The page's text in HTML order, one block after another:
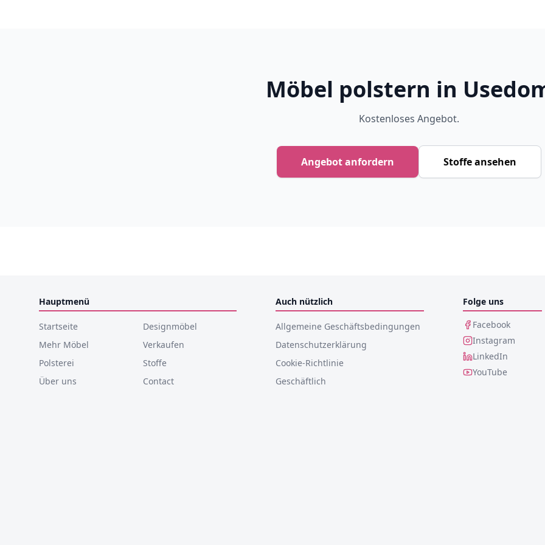
Möbel polstern in
Kostenloses Angebot.
Angebot anfordern Stoffe ansehen
Hauptmenü
Startseite
Designmöbel
Mehr Möbel
Verkaufen
Polsterei
Stoffe
Über uns
Contact
Auch nützlich
Allgemeine Geschäftsbedingungen
Datenschutzerklärung
Cookie-Richtlinie
Geschäftlich
Folge uns
Facebook
Instagram
LinkedIn
YouTube